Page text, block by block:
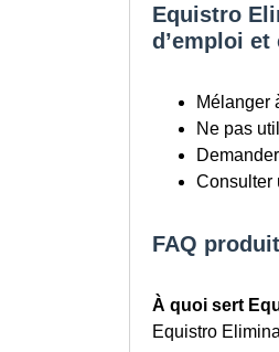
Equistro
d’emploi
Mélanger
Ne pas
Consulter
FAQ produit
À quoi sert
Equistro